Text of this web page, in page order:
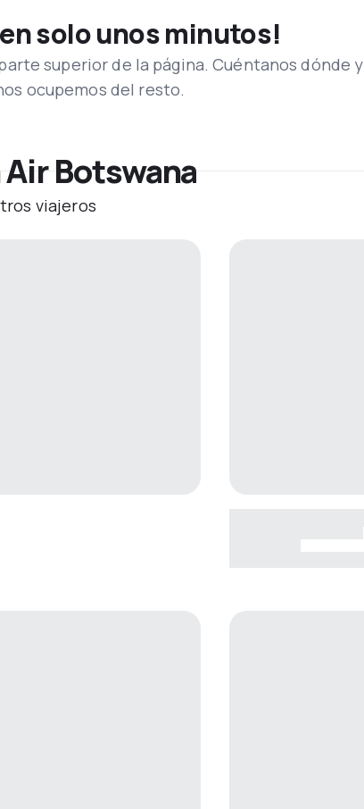
solo unos minutos!
superior de la página. Cuéntanos dónde y
ocupemos del resto.
Botswana
viajeros